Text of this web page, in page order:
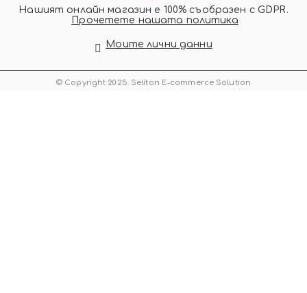
Нашият онлайн магазин е 100% съобразен с GDPR.
Прочетете нашата политика
Моите лични данни
© Copyright 2025. Seliton E-commerce Solution